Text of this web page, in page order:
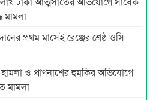
মামলা
প্রথম মাসেই রেঞ্জের শ্রেষ্ঠ ওসি
ও প্রাণনাশের হুমকির অভিযোগে
মামলা